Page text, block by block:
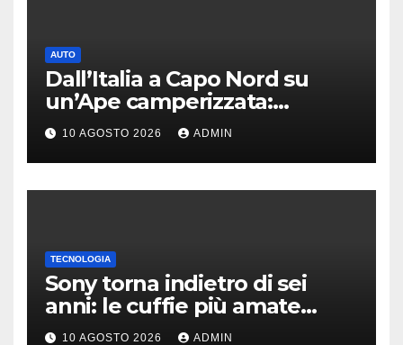
AUTO
Dall’Italia a Capo Nord su
un’Ape camperizzata:
l’incredibile impresa di
Francesco
10 AGOSTO 2026 ADMIN
TECNOLOGIA
Sony torna indietro di sei
anni: le cuffie più amate
potrebbero rinascere
10 AGOSTO 2026 ADMIN